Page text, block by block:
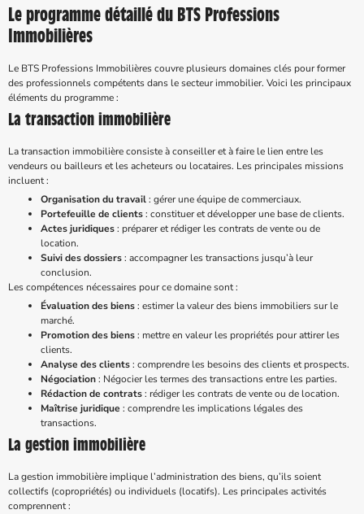
Le programme détaillé du BTS Professions
Immobilières
Le BTS Professions Immobilières couvre plusieurs domaines clés pour former
des professionnels compétents dans le secteur immobilier. Voici les principaux
éléments du programme :
La transaction immobilière
La transaction immobilière consiste à conseiller et à faire le lien entre les
vendeurs ou bailleurs et les acheteurs ou locataires. Les principales missions
incluent :
Organisation du travail: gérer une équipe de commerciaux.
Portefeuille de clients: constituer et développer une base de clients.
Actes juridiques: préparer et rédiger les contrats de vente ou de
location.
Suivi des dossiers: accompagner les transactions jusqu’à leur
conclusion.
Les compétences nécessaires pour ce domaine sont :
Évaluation des biens: estimer la valeur des biens immobiliers sur le
marché.
Promotion des biens: mettre en valeur les propriétés pour attirer les
clients.
Analyse des clients: comprendre les besoins des clients et prospects.
Négociation: Négocier les termes des transactions entre les parties.
Rédaction de contrats: rédiger les contrats de vente ou de location.
Maîtrise juridique : comprendre les implications légales des
transactions.
La gestion immobilière
La gestion immobilière implique l’administration des biens, qu’ils soient
collectifs (copropriétés) ou individuels (locatifs). Les principales activités
comprennent :